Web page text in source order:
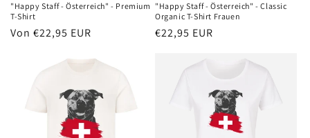
"Happy Staff - Österreich" - Premium
T-Shirt
Normaler
Von €22,95 EUR
"Happy Staff - Österreich" - Classic
Organic T-Shirt Frauen
Normaler
€22,95 EUR